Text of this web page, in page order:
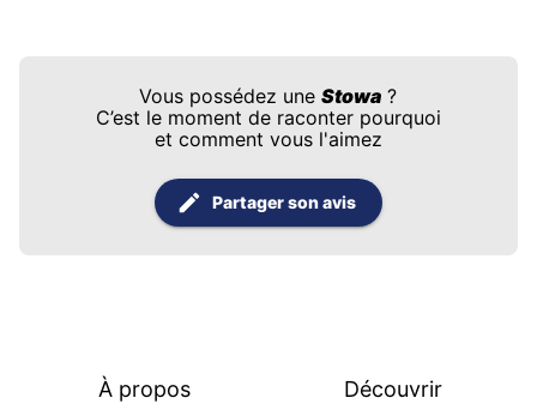
Vous possédez uneStowa ?
C’est le moment de raconter pourquoi
et comment vous l'aimez
Partager son avis
À propos Découvrir